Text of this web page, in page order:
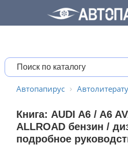
Автопапирус
Книга: AUDI A6 / A6
ALLROAD бензин /
подробное